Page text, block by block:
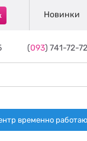
Новинки
(093) 741-72-72
временно